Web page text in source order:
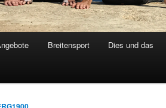
Breitensport Dies und das